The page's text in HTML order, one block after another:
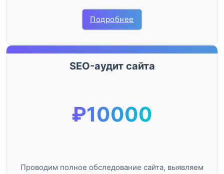
Подробнее
SEO-аудит сайта
₽10000
Проводим полное обследование сайта, выявляем